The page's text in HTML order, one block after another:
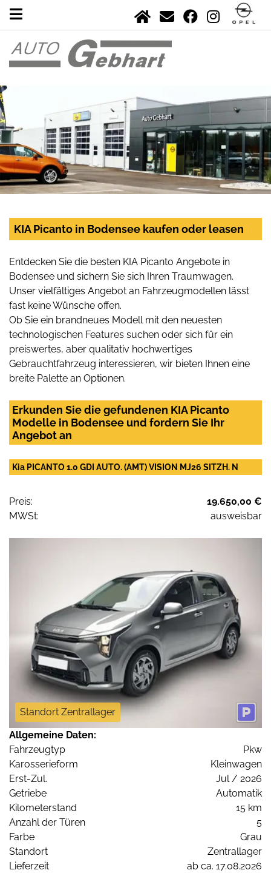
KIA Picanto in Bodensee kaufen oder leasen
Entdecken Sie die besten KIA Picanto Angebote in
Bodensee und sichern Sie sich Ihren Traumwagen.
Unser vielfältiges Angebot an Fahrzeugmodellen lässt
fast keine Wünsche offen.
Ob Sie ein brandneues Modell mit den neuesten
technologischen Features suchen oder sich für ein
preiswertes, aber qualitativ hochwertiges
Gebrauchtfahrzeug interessieren, wir bieten Ihnen eine
breite Palette an Optionen.
Erkunden Sie die gefundenen KIA Picanto
Modelle in Bodensee und fordern Sie Ihr
Angebot an
Kia PICANTO 1.0 GDI AUTO. (AMT) VISION MJ26 SITZH. N
Preis:
19.650,00 €
MWSt:
ausweisbar
Standort Zentrallager
Allgemeine Daten:
Fahrzeugtyp
Pkw
Karosserieform
Kleinwagen
Erst-Zul.
Jul / 2026
Getriebe
Automatik
Kilometerstand
15 km
Anzahl der Türen
5
Farbe
Grau
Standort
Zentrallager
Lieferzeit
ab ca. 17.08.2026